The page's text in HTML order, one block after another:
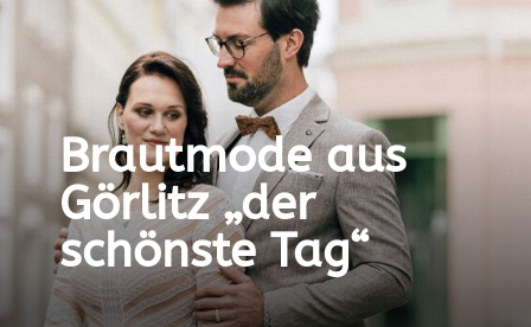
Brautmode aus
Görlitz „der
schönste Tag“